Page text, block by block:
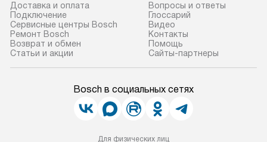
Доставка и оплата
Подключение
Сервисные центры Bosch
Ремонт Bosch
Возврат и обмен
Статьи и акции
Вопросы и ответы
Глоссарий
Видео
Контакты
Помощь
Сайты-партнеры
Bosch в социальных сетях
Для физических лиц